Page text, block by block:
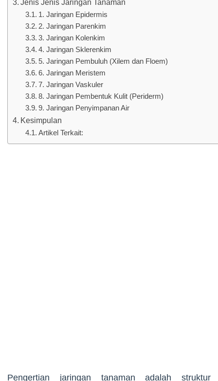
Jenis Jenis Jaringan Tanaman
1. Jaringan Epidermis
2. Jaringan Parenkim
3. Jaringan Kolenkim
4. Jaringan Sklerenkim
5. Jaringan Pembuluh (Xilem dan Floem)
6. Jaringan Meristem
7. Jaringan Vaskuler
8. Jaringan Pembentuk Kulit (Periderm)
9. Jaringan Penyimpanan Air
Kesimpulan
Artikel Terkait:
Pengertian jaringan tanaman adalah struktur